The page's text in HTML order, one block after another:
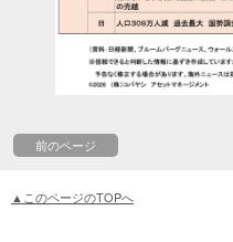
前のページ
▲このページのTOPへ